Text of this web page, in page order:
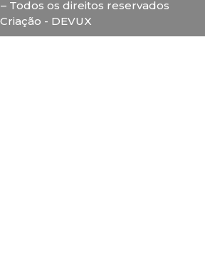
Todos os direitos reservados
Criação - DEVUX